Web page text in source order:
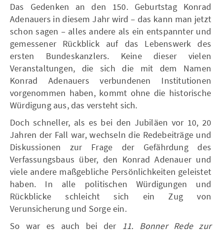
Das Gedenken an den 150. Geburtstag Konrad
Adenauers in diesem Jahr wird – das kann man jetzt
schon sagen – alles andere als ein entspannter und
gemessener Rückblick auf das Lebenswerk des
ersten Bundeskanzlers. Keine dieser vielen
Veranstaltungen, die sich die mit dem Namen
Konrad Adenauers verbundenen Institutionen
vorgenommen haben, kommt ohne die historische
Würdigung aus, das versteht sich.
Doch schneller, als es bei den Jubiläen vor 10, 20
Jahren der Fall war, wechseln die Redebeiträge und
Diskussionen zur Frage der Gefährdung des
Verfassungsbaus über, den Konrad Adenauer und
viele andere maßgebliche Persönlichkeiten geleistet
haben. In alle politischen Würdigungen und
Rückblicke schleicht sich ein Zug von
Verunsicherung und Sorge ein.
So war es auch bei der 11. Bonner Rede zur